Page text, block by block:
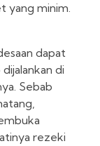
yang minim.
dapat
di
Sebab
rezeki